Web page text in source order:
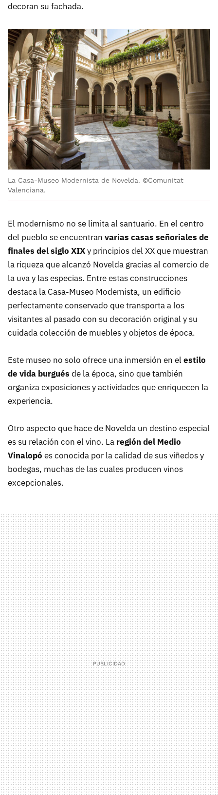
decoran su fachada.
La Casa-Museo Modernista de Novelda. ©Comunitat
Valenciana.
El modernismo no se limita al santuario. En el centro
del pueblo se encuentran varias casas señoriales de
finales del siglo XIXy principios del XX que muestran
la riqueza que alcanzó Novelda gracias al comercio de
la uva y las especias. Entre estas construcciones
destaca la Casa-Museo Modernista, un edificio
perfectamente conservado que transporta a los
visitantes al pasado con su decoración original y su
cuidada colección de muebles y objetos de época.
Este museo no solo ofrece una inmersión en el estilo
de vida burgués de la época, sino que también
organiza exposiciones y actividades que enriquecen la
experiencia.
Otro aspecto que hace de Novelda un destino especial
es su relación con el vino. La región del Medio
Vinalopó es conocida por la calidad de sus viñedos y
bodegas, muchas de las cuales producen vinos
excepcionales.